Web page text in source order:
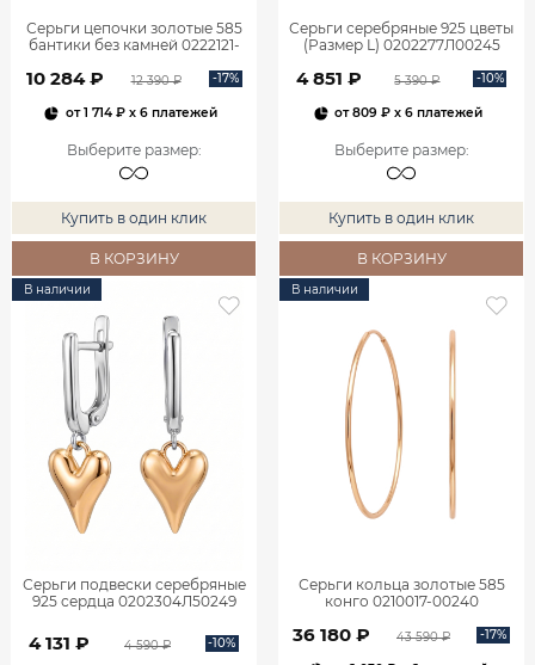
Серьги цепочки золотые 585
бантики без камней 0222121-
10 284 ₽ 12 390 ₽ -17%
от1 714 ₽x 6 платежей
Выберите размер:
Купить в один клик
В КОРЗИНУ
Серьги серебряные 925 цветы
(Размер L) 0202277Л00245
4 851 ₽ 5 390 ₽ -10%
от809 ₽ x 6 платежей
Выберите размер:
Купить в один клик
В КОРЗИНУ
В наличии
Серьги подвески серебряные
925 сердца 0202304Л50249
4 131 ₽ 4 590 ₽ -10%
В наличии
Серьги кольца золотые 585
конго 0210017-00240
36 180 ₽ 43 590 ₽ -17%